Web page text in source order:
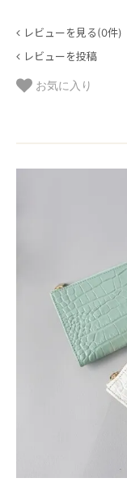
レビューを見る(0件)
レビューを投稿
お気に入り